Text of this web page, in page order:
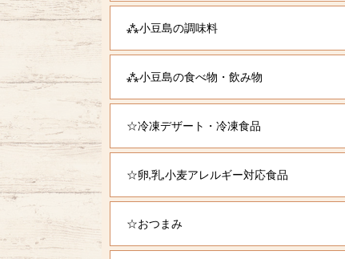
⁂小豆島の調味料
⁂小豆島の食べ物・飲み物
☆冷凍デザート・冷凍食品
☆卵,乳,小麦アレルギー対応食品
☆おつまみ